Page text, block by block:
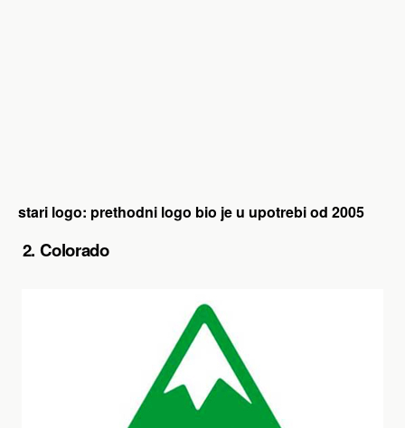
stari logo: prethodni logo bio je u upotrebi od 2005
2. Colorado